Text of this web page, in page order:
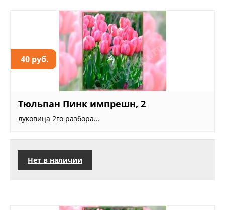
40 руб.
Тюльпан Пинк импрешн, 2
луковица 2го разбора...
Нет в наличии